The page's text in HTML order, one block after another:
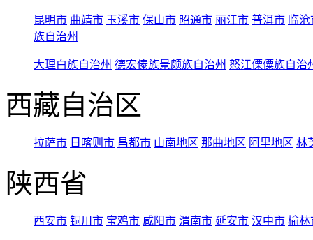
昆明市 曲靖市 玉溪市 保山市 昭通市 丽江市 普洱市 临
族自治州
大理白族自治州 德宏傣族景颇族自治州 怒江傈僳族自治
西藏自治区
拉萨市 日喀则市 昌都市 山南地区 那曲地区 阿里地区 林
陕西省
西安市 铜川市 宝鸡市 咸阳市 渭南市 延安市 汉中市 榆林